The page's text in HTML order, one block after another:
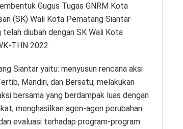
Gugus Tugas GNRM Kota
(SK) Wali Kota Pematang Siantar
diubah dengan SK Wali Kota
THN 2022.
Siantar yaitu: menyusun rencana aksi
Mandiri, dan Bersatu; melakukan
bersama yang berdampak luas dengan
menghasilkan agen-agen perubahan
evaluasi terhadap program-program